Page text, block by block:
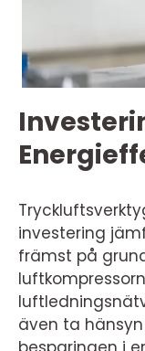
investering
främst på
även ta